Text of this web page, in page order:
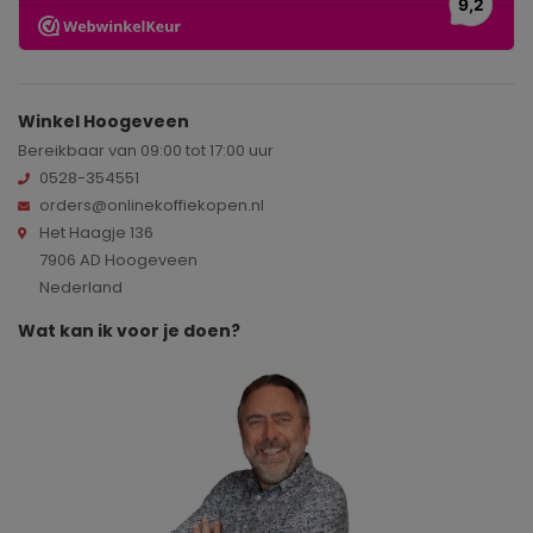
Winkel Hoogeveen
Bereikbaar van 09:00 tot 17:00 uur
0528-354551
orders@onlinekoffiekopen.nl
Het Haagje 136
7906 AD Hoogeveen
Nederland
Wat kan ik voor je doen?